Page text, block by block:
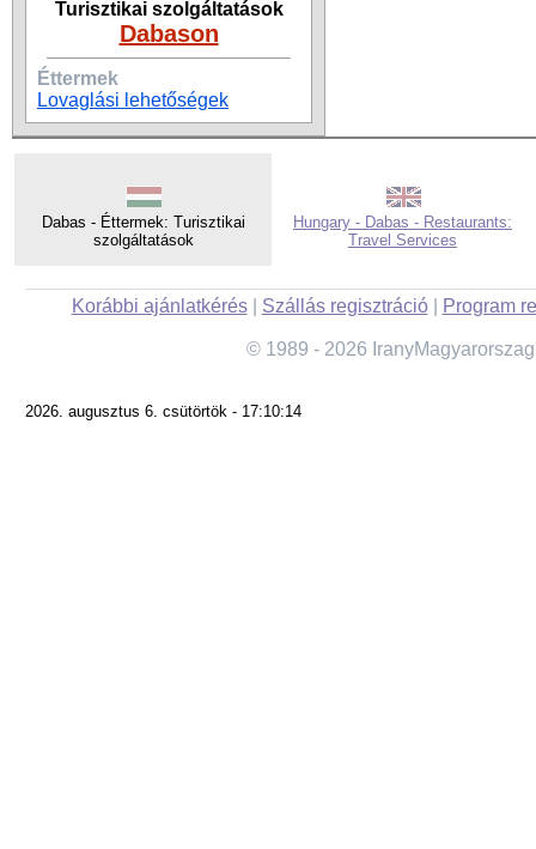
Turisztikai szolgáltatások
Dabason
Éttermek
Lovaglási lehetőségek
Dabas - Éttermek: Turisztikai
szolgáltatások
Hungary - Dabas - Restaurants:
Travel Services
Korábbi ajánlatkérés| Szállás regisztráció| Program
© 1989 - 2026
2026. augusztus 6. csütörtök - 17:10:14